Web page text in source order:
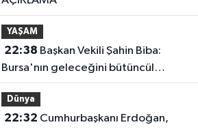
YAŞAM
22:38
Bursa'nın geleceğini bütüncül
anlayışla planlıyoruz
Dünya
22:32